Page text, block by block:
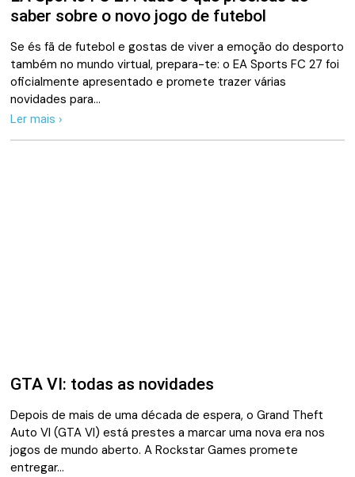
saber sobre o novo jogo de futebol
Se és fã de futebol e gostas de viver a emoção do desporto
também no mundo virtual, prepara-te: o EA Sports FC 27 foi
oficialmente apresentado e promete trazer várias
novidades para…
Ler mais ›
GTA VI: todas as novidades
Depois de mais de uma década de espera, o Grand Theft
Auto VI (GTA VI) está prestes a marcar uma nova era nos
jogos de mundo aberto. A Rockstar Games promete
entregar…